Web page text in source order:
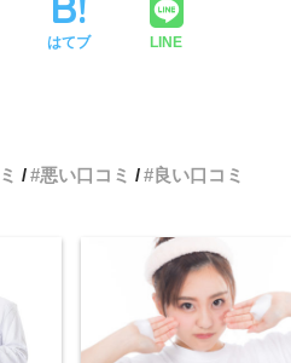
はてブ LINE
悪い口コミ 良い口コミ